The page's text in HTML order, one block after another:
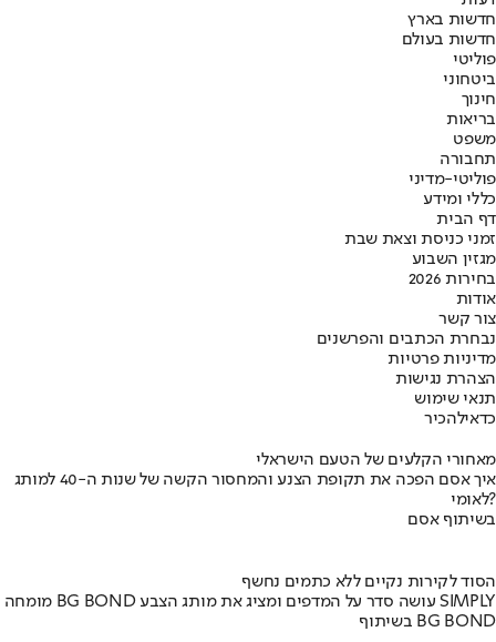
חדשות בארץ
חדשות בעולם
פוליטי
ביטחוני
חינוך
בריאות
משפט
תחבורה
פוליטי-מדיני
כללי ומידע
דף הבית
זמני כניסת וצאת שבת
מגזין השבוע
בחירות 2026
אודות
צור קשר
נבחרת הכתבים והפרשנים
מדיניות פרטיות
הצהרת נגישות
תנאי שימוש
כדאילהכיר
מאחורי הקלעים של הטעם הישראלי
איך אסם הפכה את תקופת הצנע והמחסור הקשה של שנות ה-40 למותג
לאומי?
בשיתוף אסם
הסוד לקירות נקיים ללא כתמים נחשף
מומחה BG BOND עושה סדר על המדפים ומציג את מותג הצבע SIMPLY
בשיתוף BG BOND